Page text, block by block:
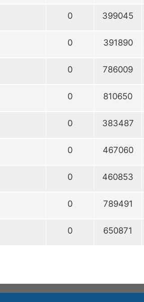
0 399045
0 391890
0 786009
0 810650
0 383487
0 467060
0 460853
0 789491
0 650871